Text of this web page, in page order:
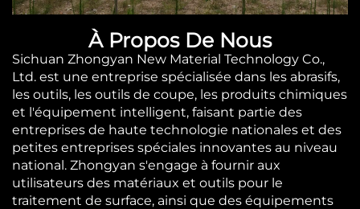
À Propos De Nous
Sichuan Zhongyan New Material Technology Co.,
Ltd. est une entreprise spécialisée dans les abrasifs,
les outils, les outils de coupe, les produits chimiques
et l'équipement intelligent, faisant partie des
entreprises de haute technologie nationales et des
petites entreprises spéciales innovantes au niveau
national. Zhongyan s'engage à fournir aux
utilisateurs des matériaux et outils pour le
traitement de surface, ainsi que des équipements